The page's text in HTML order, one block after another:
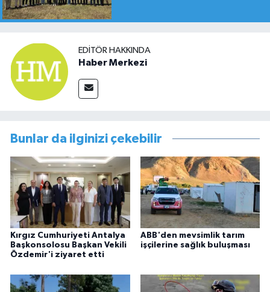
EDITÖR HAKKINDA
Haber Merkezi
Bunlar da ilginizi çekebilir
Kırgız Cumhuriyeti Antalya
Başkonsolosu Başkan Vekili
Özdemir'i ziyaret etti
ABB'den mevsimlik tarım
işçilerine sağlık buluşması